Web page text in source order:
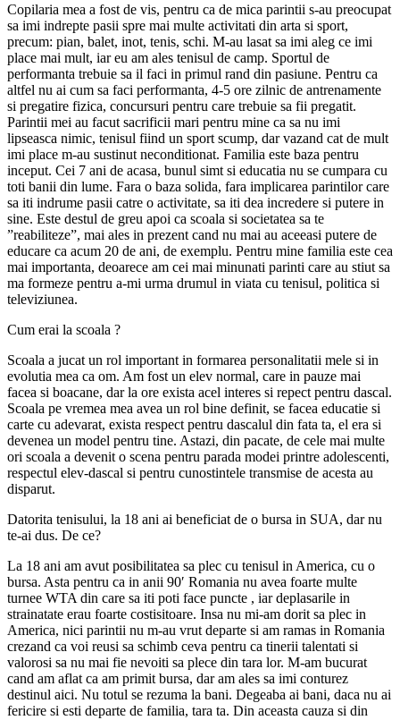
Copilaria mea a fost de vis, pentru ca de mica parintii s-au preocupat
sa imi indrepte pasii spre mai multe activitati din arta si sport,
precum: pian, balet, inot, tenis, schi. M-au lasat sa imi aleg ce imi
place mai mult, iar eu am ales tenisul de camp. Sportul de
performanta trebuie sa il faci in primul rand din pasiune. Pentru ca
altfel nu ai cum sa faci performanta, 4-5 ore zilnic de antrenamente
si pregatire fizica, concursuri pentru care trebuie sa fii pregatit.
Parintii mei au facut sacrificii mari pentru mine ca sa nu imi
lipseasca nimic, tenisul fiind un sport scump, dar vazand cat de mult
imi place m-au sustinut neconditionat. Familia este baza pentru
inceput. Cei 7 ani de acasa, bunul simt si educatia nu se cumpara cu
toti banii din lume. Fara o baza solida, fara implicarea parintilor care
sa iti indrume pasii catre o activitate, sa iti dea incredere si putere in
sine. Este destul de greu apoi ca scoala si societatea sa te
”reabiliteze”, mai ales in prezent cand nu mai au aceeasi putere de
educare ca acum 20 de ani, de exemplu. Pentru mine familia este cea
mai importanta, deoarece am cei mai minunati parinti care au stiut sa
ma formeze pentru a-mi urma drumul in viata cu tenisul, politica si
televiziunea.
Cum erai la scoala ?
Scoala a jucat un rol important in formarea personalitatii mele si in
evolutia mea ca om. Am fost un elev normal, care in pauze mai
facea si boacane, dar la ore exista acel interes si repect pentru dascal.
Scoala pe vremea mea avea un rol bine definit, se facea educatie si
carte cu adevarat, exista respect pentru dascalul din fata ta, el era si
devenea un model pentru tine. Astazi, din pacate, de cele mai multe
ori scoala a devenit o scena pentru parada modei printre adolescenti,
respectul elev-dascal si pentru cunostintele transmise de acesta au
disparut.
Datorita tenisului, la 18 ani ai beneficiat de o bursa in SUA, dar nu
te-ai dus. De ce?
La 18 ani am avut posibilitatea sa plec cu tenisul in America, cu o
bursa. Asta pentru ca in anii 90′ Romania nu avea foarte multe
turnee WTA din care sa iti poti face puncte , iar deplasarile in
strainatate erau foarte costisitoare. Insa nu mi-am dorit sa plec in
America, nici parintii nu m-au vrut departe si am ramas in Romania
crezand ca voi reusi sa schimb ceva pentru ca tinerii talentati si
valorosi sa nu mai fie nevoiti sa plece din tara lor. M-am bucurat
cand am aflat ca am primit bursa, dar am ales sa imi conturez
destinul aici. Nu totul se rezuma la bani. Degeaba ai bani, daca nu ai
fericire si esti departe de familia, tara ta. Din aceasta cauza si din